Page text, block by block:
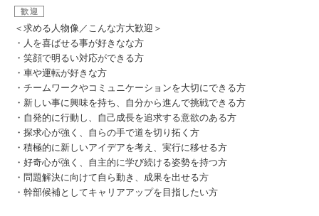
歓迎
＜求める人物像／こんな方大歓迎＞
・人を喜ばせる事が好きなな方
・笑顔で明るい対応ができる方
・車や運転が好きな方
・チームワークやコミュニケーションを大切にできる方
・新しい事に興味を持ち、自分から進んで挑戦できる方
・自発的に行動し、自己成長を追求する意欲のある方
・探求心が強く、自らの手で道を切り拓く方
・積極的に新しいアイデアを考え、実行に移せる方
・好奇心が強く、自主的に学び続ける姿勢を持つ方
・問題解決に向けて自ら動き、成果を出せる方
・幹部候補としてキャリアアップを目指したい方